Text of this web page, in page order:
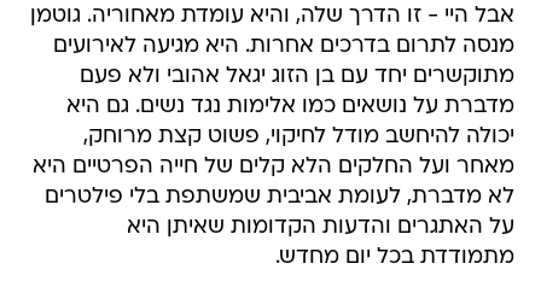
אבל היי - זו הדרך שלה, והיא עומדת מאחוריה. גוטמן
מנסה לתרום בדרכים אחרות. היא מגיעה לאירועים
מתוקשרים יחד עם בן הזוג יגאל אהובי ולא פעם
מדברת על נושאים כמו אלימות נגד נשים. גם היא
יכולה להיחשב מודל לחיקוי, פשוט קצת מרוחק,
מאחר ועל החלקים הלא קלים של חייה הפרטיים היא
לא מדברת, לעומת אביבית שמשתפת בלי פילטרים
על האתגרים והדעות הקדומות שאיתן היא
מתמודדת בכל יום מחדש.